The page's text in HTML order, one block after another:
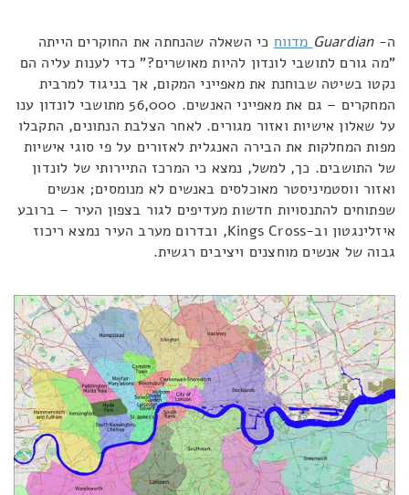
ה-Guardian מדווח כי השאלה שהנחתה את החוקרים הייתה
"מה גורם לתושבי לונדון להיות מאושרים?" כדי לענות עליה הם
נקטו בשיטה שבוחנת את מאפייני המקום, אך בניגוד למרבית
המחקרים – גם את מאפייני האנשים. 56,000 מתושבי לונדון ענו
על שאלון אישיות ואזור מגורים. לאחר הצלבת הנתונים, התקבלו
מפות המחלקות את הבירה האנגלית לאזורים על פי סוגי אישיות
של התושבים. כך, למשל, נמצא כי המרכז התיירותי של לונדון
ואזור ווסטמיניסטר מאוכלסים באנשים לא מנומסים; אנשים
שפתוחים להתנסויות חדשות מעדיפים לגור בצפון העיר – ברובע
איזלינגטון וב-Kings Cross, ובדרום מערב העיר נמצא ריכוז
גבוה של אנשים מוחצנים ויציבים רגשית.